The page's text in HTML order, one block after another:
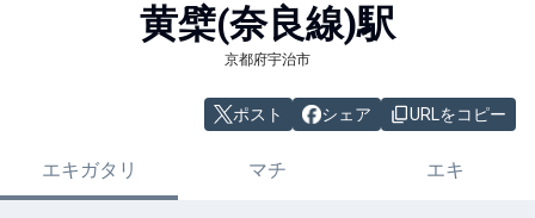
黄檗(奈良線)駅
京都府宇治市
ポスト シェア URLをコピー
エキガタリ マチ エキ